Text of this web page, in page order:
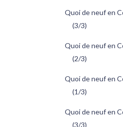
Quoi de neuf en
(3/3)
Quoi de neuf en
(2/3)
Quoi de neuf en
(1/3)
Quoi de neuf en
(3/3)